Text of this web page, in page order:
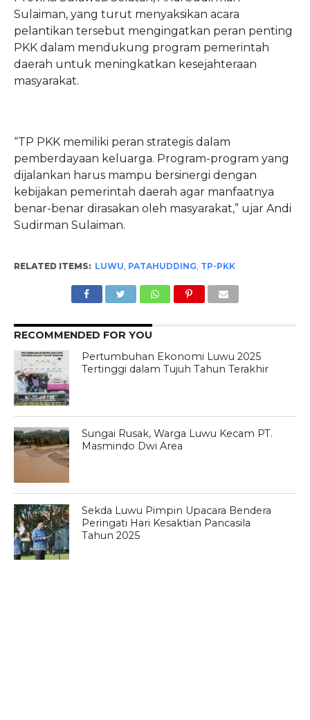
Sulaiman, yang turut menyaksikan acara
pelantikan tersebut mengingatkan peran penting
PKK dalam mendukung program pemerintah
daerah untuk meningkatkan kesejahteraan
masyarakat.
“TP PKK memiliki peran strategis dalam
pemberdayaan keluarga. Program-program yang
dijalankan harus mampu bersinergi dengan
kebijakan pemerintah daerah agar manfaatnya
benar-benar dirasakan oleh masyarakat,” ujar Andi
Sudirman Sulaiman.
RELATED ITEMS: LUWU PATAHUDDING TP-PKK
RECOMMENDED FOR YOU
Pertumbuhan Ekonomi Luwu 2025
Tertinggi dalam Tujuh Tahun Terakhir
Sungai Rusak, Warga Luwu Kecam PT.
Masmindo Dwi Area
Sekda Luwu Pimpin Upacara Bendera
Peringati Hari Kesaktian Pancasila
Tahun 2025